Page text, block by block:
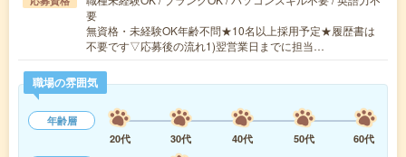
要
無資格・未経験OK年齢不問★10名以上採用予定★履歴書は
不要です▽応募後の流れ1)翌営業日までに担当…
職場の雰囲気
年齢層
20代
30代 40代 50代 60代